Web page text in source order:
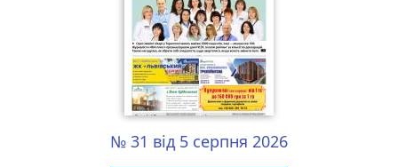
№ 31 від 5 серпня 2026